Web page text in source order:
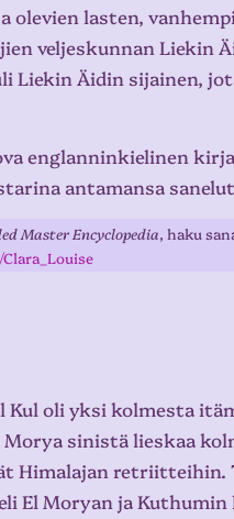
olevien lasten,
veljeskunnan
Liekin Äidin sijainen,
englanninkielinen kirja
antamansa
Master Encyclopedia, haku
oli yksi kolmesta
sinistä lieskaa
retriitteihin.
El Moryan ja